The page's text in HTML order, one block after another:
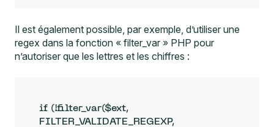
Il est également possible, par exemple, d’utiliser une
regex dans la fonction « filter_var » PHP pour
n’autoriser que les lettres et les chiffres :
if (!filter_var($ext,
FILTER_VALIDATE_REGEXP,